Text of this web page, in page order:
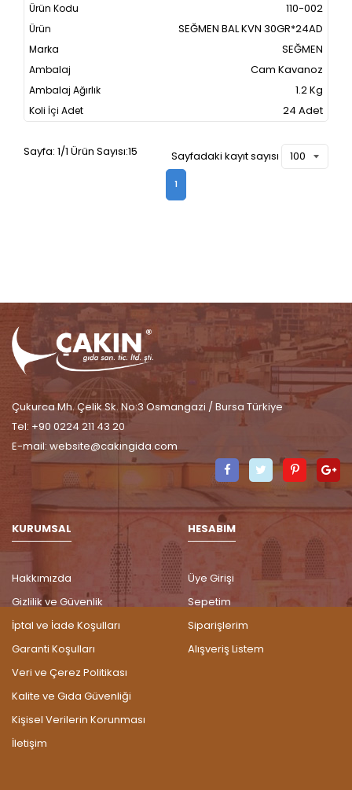
110-002
SEĞMEN BAL KVN 30GR*24AD
SEĞMEN
Cam Kavanoz
1.2 Kg
24 Adet
Sayfa: 1/1 Ürün Sayısı:15 Sayfadaki kayıt sayısı
1
Çukurca Mh. Çelik Sk. No:3 Osmangazi / Bursa Türkiye
Tel: +90 0224 211 43 20
E-mail: website@cakingida.com
FacebookTwitter
KURUMSAL
Hakkımızda
Gizlilik ve Güvenlik
İptal ve İade Koşulları
Garanti Koşulları
Veri ve Çerez Politikası
Kalite ve Gıda Güvenliği
Kişisel Verilerin Korunması
İletişim
HESABIM
Üye Girişi
Sepetim
Siparişlerim
Alışveriş Listem